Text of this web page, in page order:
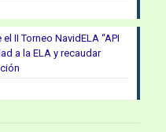
II Torneo NavidELA “API
a la ELA y recaudar